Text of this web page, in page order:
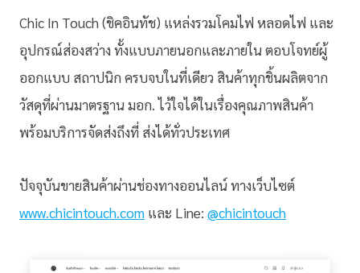
Chic In Touch (ชิคอินทัช) แหล่งรวมโคมไฟ หลอดไฟ และ
อุปกรณ์ส่องสว่าง ทั้งแบบภายนอกและภายใน ตอบโจทย์ผู้
ออกแบบ สถาปนิก ครบจบในที่เดียว สินค้าทุกชิ้นผลิตจาก
วัสดุที่ผ่านมาตรฐาน มอก. ไว้ใจได้ในเรื่องคุณภาพสินค้า
พร้อมบริการจัดส่งถึงที่ ส่งได้ทั่วประเทศ
ปัจจุบันขายสินค้าผ่านช่องทางออนไลน์ ทางเว็บไซต์
www.chicintouch.com และ Line: @chicintouch